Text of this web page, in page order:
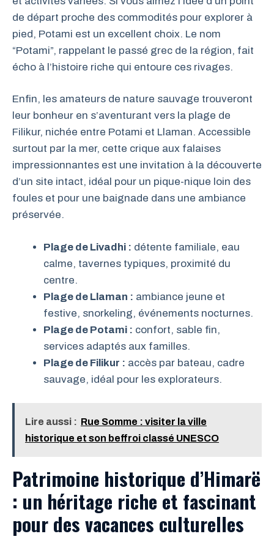
de départ proche des commodités pour explorer à
pied, Potami est un excellent choix. Le nom
“Potami”, rappelant le passé grec de la région, fait
écho à l’histoire riche qui entoure ces rivages.
Enfin, les amateurs de nature sauvage trouveront
leur bonheur en s’aventurant vers la plage de
Filikur, nichée entre Potami et Llaman. Accessible
surtout par la mer, cette crique aux falaises
impressionnantes est une invitation à la découverte
d’un site intact, idéal pour un pique-nique loin des
foules et pour une baignade dans une ambiance
préservée.
Plage de Livadhi : détente familiale, eau
calme, tavernes typiques, proximité du
centre.
Plage de Llaman : ambiance jeune et
festive, snorkeling, événements nocturnes.
Plage de Potami : confort, sable fin,
services adaptés aux familles.
Plage de Filikur : accès par bateau, cadre
sauvage, idéal pour les explorateurs.
Lire aussi : Rue Somme : visiter la ville
historique et son beffroi classé UNESCO
Patrimoine historique d’Himarë
: un héritage riche et fascinant
pour des vacances culturelles